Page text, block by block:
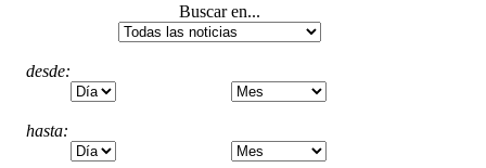
Buscar en...
desde:
hasta: